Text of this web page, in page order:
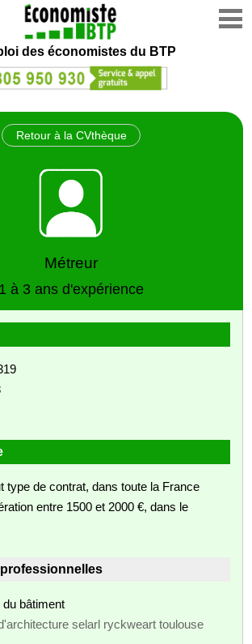
des économistes du BTP
Retour à la CVthèque
Métreur
1 à 3 ans d'expérience
type de contrat, dans toute la France
entre 1500 et 2000 €, dans le
du bâtiment
selarl ryckweart toulouse